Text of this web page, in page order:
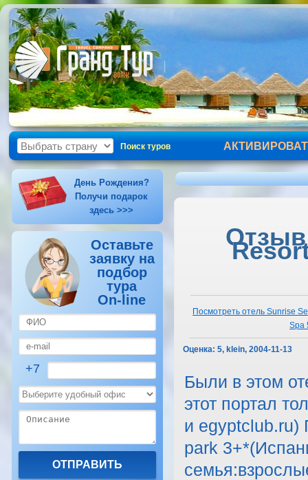
Поиск туров
День Рождения?
Получи подарок
здесь >>>
Оставьте
заявку на
подбор
тура
On-line
+7
Отзыв
Посмотреть отель Sunrise
Spa
Оценка: 5, klein, 2004-11-13
Были в этом
этот портал
и egyptclub.ru)
park